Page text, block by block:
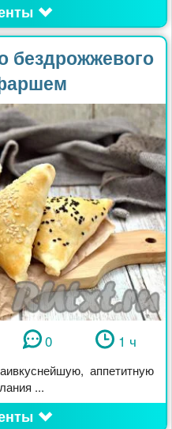
бездрожжевого
0 1 ч
аппетитную
...